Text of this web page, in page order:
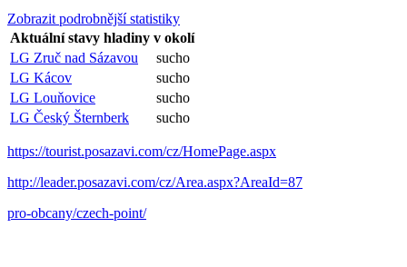
Zobrazit podrobnější statistiky
Aktuální stavy hladiny v okolí
LG Zruč nad Sázavou
sucho
LG Kácov
sucho
LG Louňovice
sucho
LG Český Šternberk
sucho
https://tourist.posazavi.com/cz/HomePage.aspx
http://leader.posazavi.com/cz/Area.aspx?AreaId=87
pro-obcany/czech-point/